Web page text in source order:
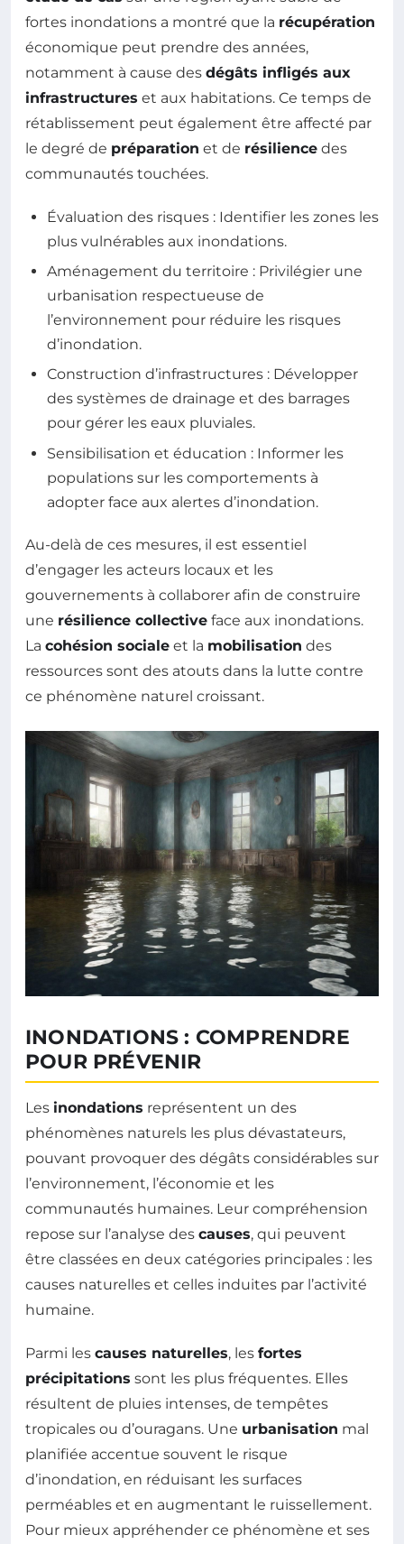
fortes inondations a montré que la récupération
économique peut prendre des années,
notamment à cause des dégâts infligés aux
infrastructures et aux habitations. Ce temps de
rétablissement peut également être affecté par
le degré de préparation et de résilience des
communautés touchées.
Évaluation des risques : Identifier les zones les
plus vulnérables aux inondations.
Aménagement du territoire : Privilégier une
urbanisation respectueuse de
l’environnement pour réduire les risques
d’inondation.
Construction d’infrastructures : Développer
des systèmes de drainage et des barrages
pour gérer les eaux pluviales.
Sensibilisation et éducation : Informer les
populations sur les comportements à
adopter face aux alertes d’inondation.
Au-delà de ces mesures, il est essentiel
d’engager les acteurs locaux et les
gouvernements à collaborer afin de construire
une résilience collective face aux inondations.
La cohésion sociale et la mobilisation des
ressources sont des atouts dans la lutte contre
ce phénomène naturel croissant.
INONDATIONS : COMPRENDRE
POUR PRÉVENIR
Les inondations représentent un des
phénomènes naturels les plus dévastateurs,
pouvant provoquer des dégâts considérables sur
l’environnement, l’économie et les
communautés humaines. Leur compréhension
repose sur l’analyse des causes, qui peuvent
être classées en deux catégories principales : les
causes naturelles et celles induites par l’activité
humaine.
Parmi les causes naturelles, les fortes
précipitations sont les plus fréquentes. Elles
résultent de pluies intenses, de tempêtes
tropicales ou d’ouragans. Une urbanisation mal
planifiée accentue souvent le risque
d’inondation, en réduisant les surfaces
perméables et en augmentant le ruissellement.
Pour mieux appréhender ce phénomène et ses